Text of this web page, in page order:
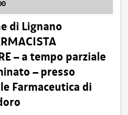
di Lignano
– a tempo parziale
– presso
Farmaceutica di